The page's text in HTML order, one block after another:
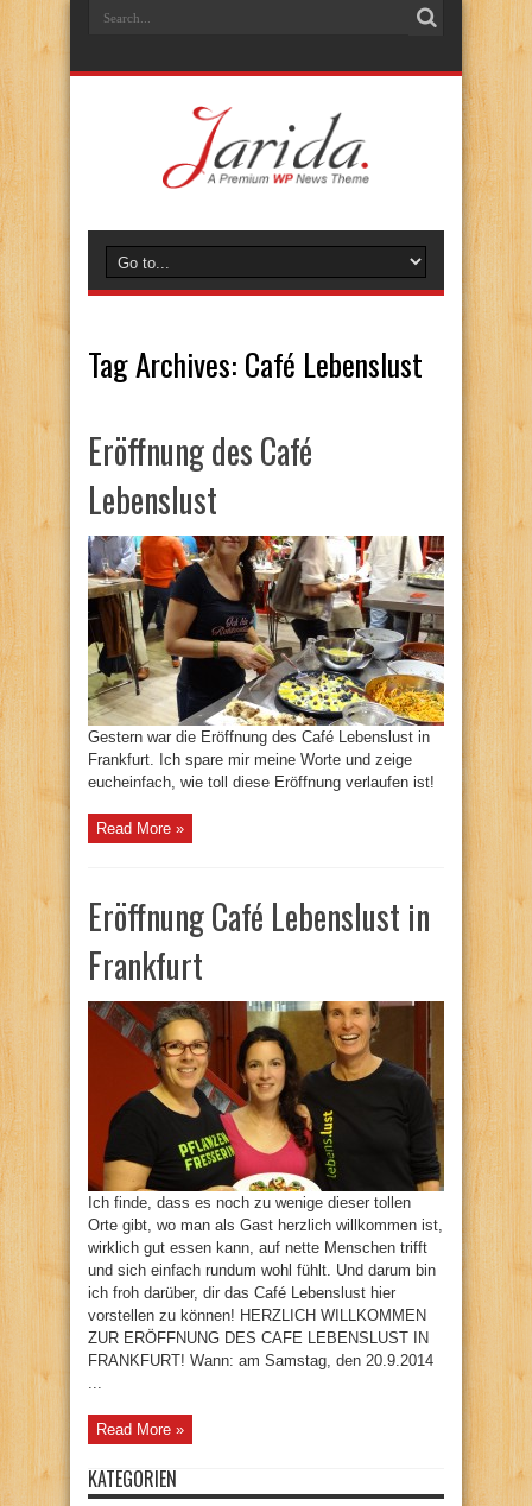
Tag Archives: Café Lebenslust
Eröffnung des Café
Lebenslust
Gestern war die Eröffnung des Café Lebenslust in
Frankfurt. Ich spare mir meine Worte und zeige
eucheinfach, wie toll diese Eröffnung verlaufen ist!
Read More »
Eröffnung Café Lebenslust in
Frankfurt
Ich finde, dass es noch zu wenige dieser tollen
Orte gibt, wo man als Gast herzlich willkommen ist,
wirklich gut essen kann, auf nette Menschen trifft
und sich einfach rundum wohl fühlt. Und darum bin
ich froh darüber, dir das Café Lebenslust hier
vorstellen zu können! HERZLICH WILLKOMMEN
ZUR ERÖFFNUNG DES CAFE LEBENSLUST IN
FRANKFURT! Wann: am Samstag, den 20.9.2014
...
Read More »
KATEGORIEN